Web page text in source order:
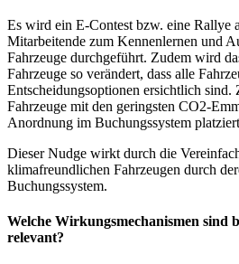
Es wird ein E-Contest bzw. eine Rallye
Mitarbeitende zum Kennenlernen und
Fahrzeuge durchgeführt. Zudem wird
Fahrzeuge so verändert, dass alle
Entscheidungsoptionen ersichtlich sind.
Fahrzeuge mit den geringsten CO2-
Anordnung im Buchungssystem
Dieser Nudge wirkt durch die
klimafreundlichen Fahrzeugen durch
Buchungssystem.
Welche Wirkungsmechanismen sind
relevant?